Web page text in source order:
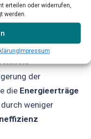
erteilen oder widerrufen,
werden.
Impressum
der
die Energieerträge
durch weniger